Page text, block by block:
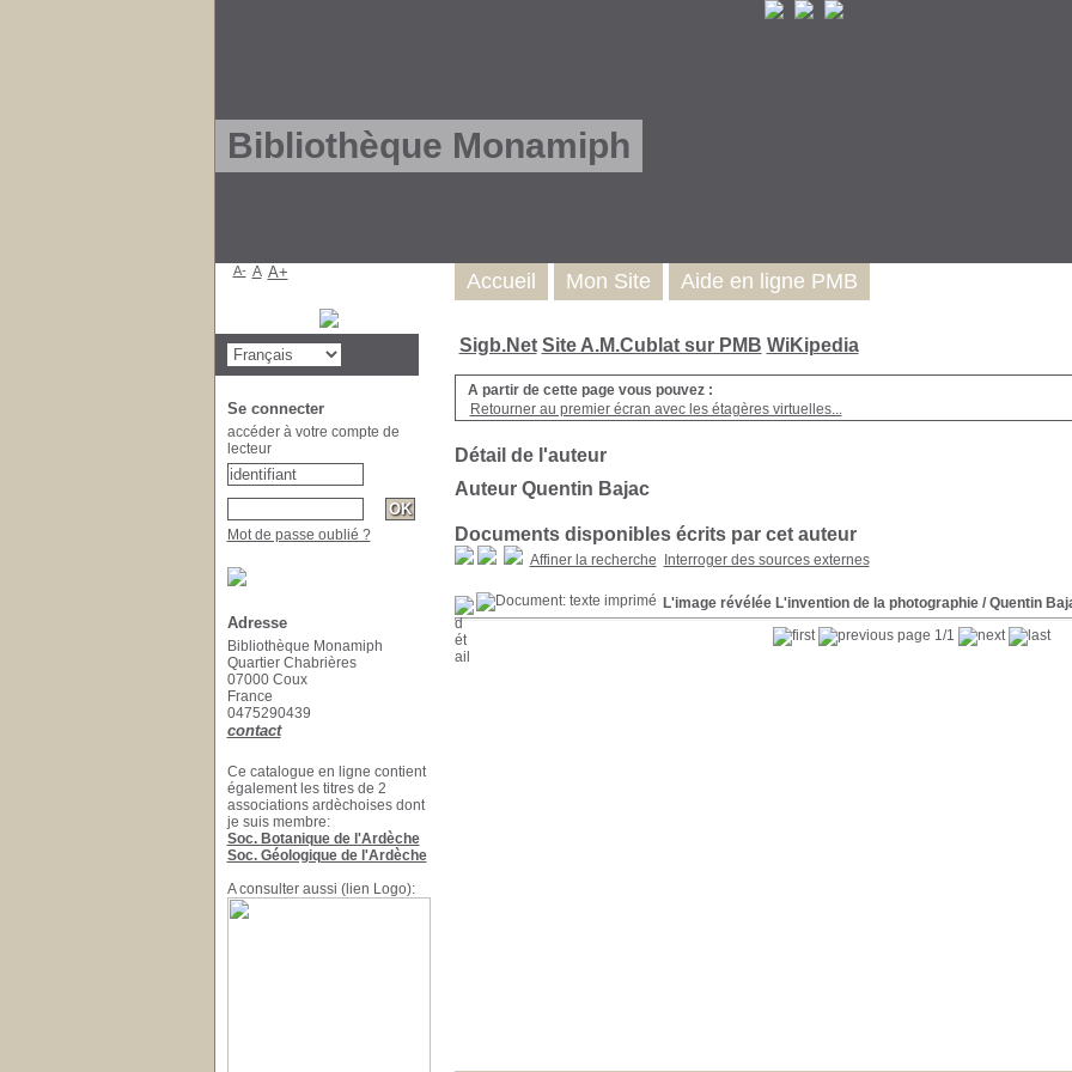
Bibliothèque Monamiph
Sigb.Net Site A.M.Cublat sur PMB WiKipedia
A partir de cette page vous pouvez :
Retourner au premier écran avec les étagères virtuelles...
Détail de l'auteur
Auteur Quentin Bajac
Documents disponibles écrits par cet auteur
Affiner la recherche Interroger des sources externes
L'image révélée L'invention de la photographie/ Quentin
page 1/1
Accueil Mon Site Aide en ligne PMB
A- A A+
Se connecter
accéder à votre compte de
lecteur
Mot de passe oublié ?
Adresse
Bibliothèque Monamiph
Quartier Chabrières
07000 Coux
France
0475290439
contact
Ce catalogue en ligne contient
également les titres de 2
associations ardèchoises dont
je suis membre:
Soc. Botanique de l'Ardèche
Soc. Géologique de l'Ardèche
A consulter aussi (lien Logo):